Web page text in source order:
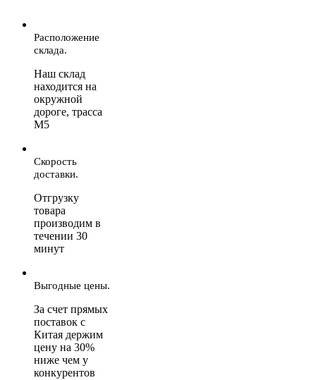
Расположение
склада.
Наш склад
находится на
окружной
дороге, трасса
М5
Скорость
доставки.
Отгрузку
товара
производим в
течении 30
минут
Выгодные цены.
За счет прямых
поставок с
Китая держим
цену на 30%
ниже чем у
конкурентов